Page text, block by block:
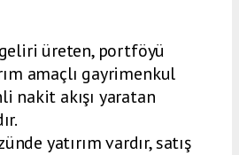
üreten, portföyü
amaçlı gayrimenkul
nakit akışı yaratan
yatırım vardır, satış